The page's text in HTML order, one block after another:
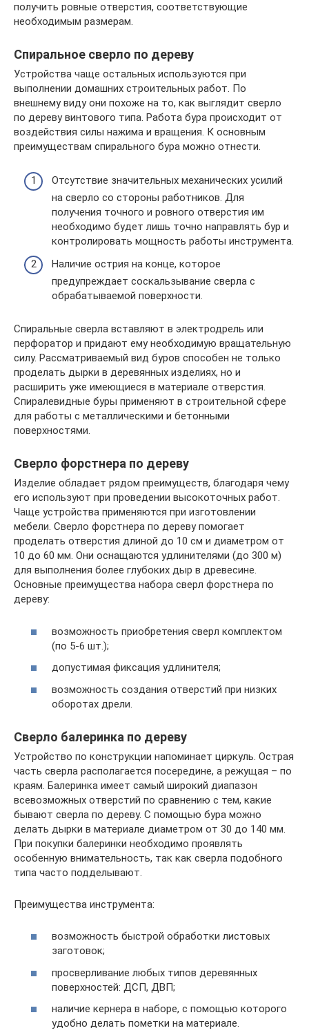
получить ровные отверстия, соответствующие
необходимым размерам.
Спиральное сверло по дереву
Устройства чаще остальных используются при
выполнении домашних строительных работ. По
внешнему виду они похоже на то, как выглядит сверло
по дереву винтового типа. Работа бура происходит от
воздействия силы нажима и вращения. К основным
преимуществам спирального бура можно отнести.
Отсутствие значительных механических усилий
на сверло со стороны работников. Для
получения точного и ровного отверстия им
необходимо будет лишь точно направлять бур и
контролировать мощность работы инструмента.
Наличие острия на конце, которое
предупреждает соскальзывание сверла с
обрабатываемой поверхности.
Спиральные сверла вставляют в электродрель или
перфоратор и придают ему необходимую вращательную
силу. Рассматриваемый вид буров способен не только
проделать дырки в деревянных изделиях, но и
расширить уже имеющиеся в материале отверстия.
Спиралевидные буры применяют в строительной сфере
для работы с металлическими и бетонными
поверхностями.
Сверло форстнера по дереву
Изделие обладает рядом преимуществ, благодаря чему
его используют при проведении высокоточных работ.
Чаще устройства применяются при изготовлении
мебели. Сверло форстнера по дереву помогает
проделать отверстия длиной до 10 см и диаметром от
10 до 60 мм. Они оснащаются удлинителями (до 300 м)
для выполнения более глубоких дыр в древесине.
Основные преимущества набора сверл форстнера по
дереву:
возможность приобретения сверл комплектом
(по 5-6 шт.);
допустимая фиксация удлинителя;
возможность создания отверстий при низких
оборотах дрели.
Сверло балеринка по дереву
Устройство по конструкции напоминает циркуль. Острая
часть сверла располагается посередине, а режущая – по
краям. Балеринка имеет самый широкий диапазон
всевозможных отверстий по сравнению с тем, какие
бывают сверла по дереву. С помощью бура можно
делать дырки в материале диаметром от 30 до 140 мм.
При покупки балеринки необходимо проявлять
особенную внимательность, так как сверла подобного
типа часто подделывают.
Преимущества инструмента:
возможность быстрой обработки листовых
заготовок;
просверливание любых типов деревянных
поверхностей: ДСП, ДВП;
наличие кернера в наборе, с помощью которого
удобно делать пометки на материале.